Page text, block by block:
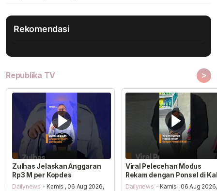
Rekomendasi
Republika TV >
Zulhas Jelaskan Anggaran
Rp3 M per Kopdes
Dailynews - Kamis , 06 Aug 2026,
Viral Pelecehan Modus
Rekam dengan Ponsel di
Dailynews - Kamis , 06 Aug 2026,